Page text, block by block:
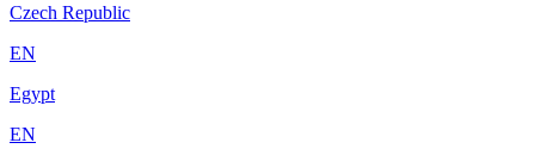
Czech Republic
EN
Egypt
EN